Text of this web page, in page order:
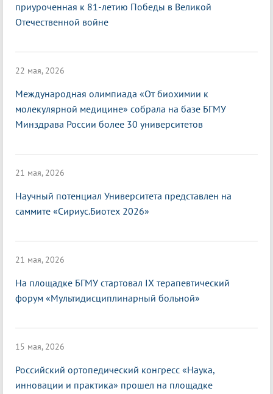
приуроченная к 81-летию Победы в Великой
Отечественной войне
22 мая, 2026
Международная олимпиада «От биохимии к
молекулярной медицине» собрала на базе БГМУ
Минздрава России более 30 университетов
21 мая, 2026
Научный потенциал Университета представлен на
саммите «Сириус.Биотех 2026»
21 мая, 2026
На площадке БГМУ стартовал IX терапевтический
форум «Мультидисциплинарный больной»
15 мая, 2026
Российский ортопедический конгресс «Наука,
инновации и практика» прошел на площадке